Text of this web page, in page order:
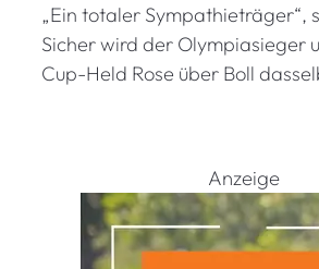
„Ein totaler Sympathieträger“,
Sicher wird der Olympiasieger
Cup-Held Rose über Boll
Anzeige